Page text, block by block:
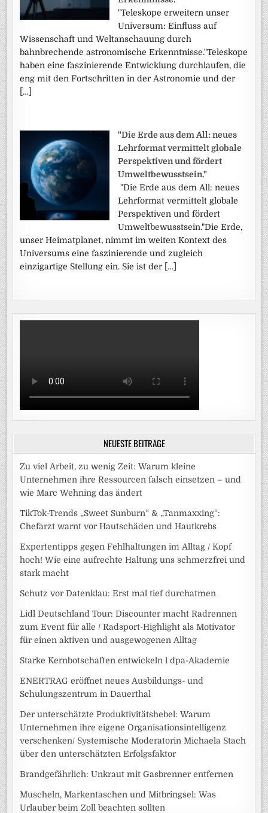
"Teleskope erweitern unser
Universum: Einfluss auf
Wissenschaft und Weltanschauung durch
bahnbrechende astronomische Erkenntnisse."Teleskope
haben eine faszinierende Entwicklung durchlaufen, die
eng mit den Fortschritten in der Astronomie und der
[…]
"Die Erde aus dem All: neues
Lehrformat vermittelt globale
Perspektiven und fördert
Umweltbewusstsein."
"Die Erde aus dem All: neues
Lehrformat vermittelt globale
Perspektiven und fördert
Umweltbewusstsein."Die Erde,
unser Heimatplanet, nimmt im weiten Kontext des
Universums eine faszinierende und zugleich
einzigartige Stellung ein. Sie ist der […]
NEUESTE BEITRÄGE
Zu viel Arbeit, zu wenig Zeit: Warum kleine
Unternehmen ihre Ressourcen falsch einsetzen – und
wie Marc Wehning das ändert
TikTok-Trends „Sweet Sunburn“ & „Tanmaxxing“:
Chefarzt warnt vor Hautschäden und Hautkrebs
Expertentipps gegen Fehlhaltungen im Alltag / Kopf
hoch! Wie eine aufrechte Haltung uns schmerzfrei und
stark macht
Schutz vor Datenklau: Erst mal tief durchatmen
Lidl Deutschland Tour: Discounter macht Radrennen
zum Event für alle / Radsport-Highlight als Motivator
für einen aktiven und ausgewogenen Alltag
Starke Kernbotschaften entwickeln l dpa-Akademie
ENERTRAG eröffnet neues Ausbildungs- und
Schulungszentrum in Dauerthal
Der unterschätzte Produktivitätshebel: Warum
Unternehmen ihre eigene Organisationsintelligenz
verschenken/ Systemische Moderatorin Michaela Stach
über den unterschätzten Erfolgsfaktor
Brandgefährlich: Unkraut mit Gasbrenner entfernen
Muscheln, Markentaschen und Mitbringsel: Was
Urlauber beim Zoll beachten sollten